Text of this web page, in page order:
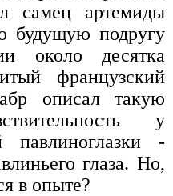
самец артемиды
будущую подругу
около десятка
французский
описал такую
у
павлиноглазки -
глаза. Но,
в опыте?